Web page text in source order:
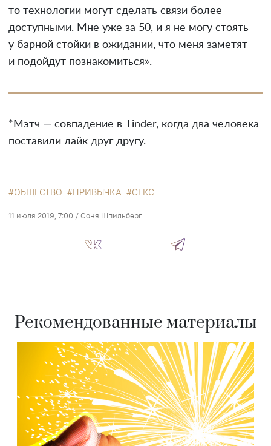
то технологии могут сделать связи более
доступными. Мне уже за 50, и я не могу стоять
у барной стойки в ожидании, что меня заметят
и подойдут познакомиться».
*Мэтч — совпадение в Tinder, когда два человека
поставили лайк друг другу.
ОБЩЕСТВО ПРИВЫЧКА СЕКС
11 июля 2019, 7:00 / Соня Шпильберг
Рекомендованные материалы